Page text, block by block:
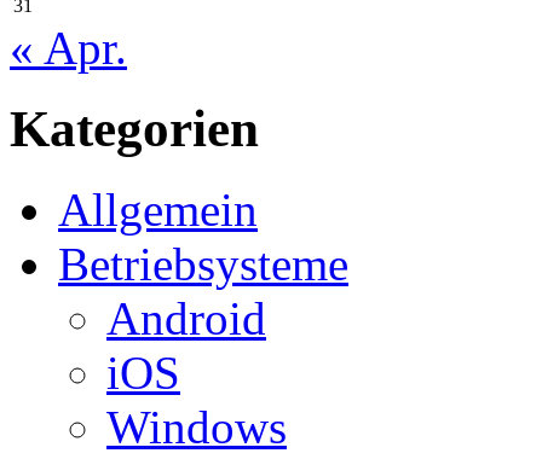
31
« Apr.
Kategorien
Allgemein
Betriebsysteme
Android
iOS
Windows